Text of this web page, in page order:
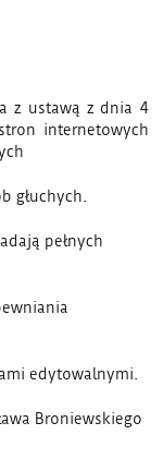
z ustawą z dnia 4
internetowych
głuchych.
pełnych
edytowalnymi.
Broniewskiego